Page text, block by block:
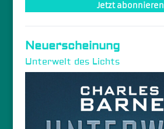
Jetzt abonnieren
Neuerscheinung
Unterwelt des Lichts